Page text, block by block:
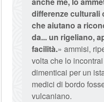
differenze culturali
che aiutano a
da... un rigeliano,
facilità.» ammisi,
volta che lo
dimenticai per un
medici di bordo
vulcaniano.